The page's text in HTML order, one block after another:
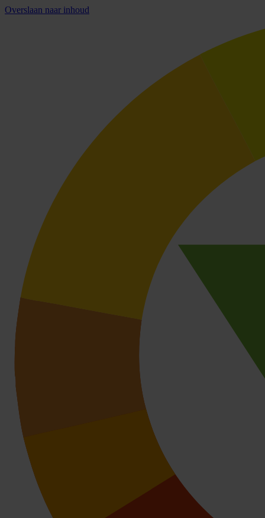
Overslaan naar inhoud